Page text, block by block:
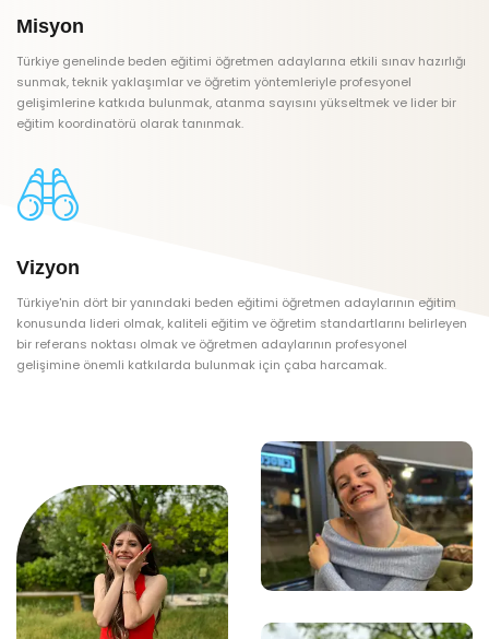
Misyon
Türkiye genelinde beden eğitimi öğretmen adaylarına etkili sınav hazırlığı
sunmak, teknik yaklaşımlar ve öğretim yöntemleriyle profesyonel
gelişimlerine katkıda bulunmak, atanma sayısını yükseltmek ve lider bir
eğitim koordinatörü olarak tanınmak.
Vizyon
Türkiye'nin dört bir yanındaki beden eğitimi öğretmen adaylarının eğitim
konusunda lideri olmak, kaliteli eğitim ve öğretim standartlarını belirleyen
bir referans noktası olmak ve öğretmen adaylarının profesyonel
gelişimine önemli katkılarda bulunmak için çaba harcamak.